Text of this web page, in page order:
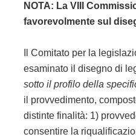
NOTA: La VIII
favorevolmente sul
Il Comitato per la
esaminato il disegno di
sotto il profilo della
il provvedimento,
distinte finalità: 1)
consentire la